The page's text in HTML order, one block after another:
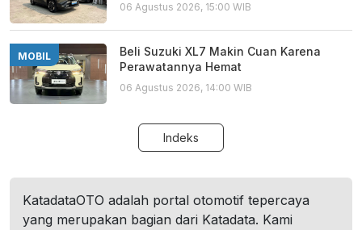
06 Agustus 2026, 15:00 WIB
MOBIL
Beli Suzuki XL7 Makin Cuan Karena
Perawatannya Hemat
06 Agustus 2026, 14:00 WIB
Indeks
KatadataOTO adalah portal otomotif tepercaya
yang merupakan bagian dari Katadata. Kami